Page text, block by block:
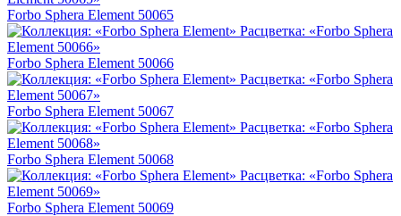
Forbo Sphera Element 50065
Forbo Sphera Element 50066
Forbo Sphera Element 50067
Forbo Sphera Element 50068
Forbo Sphera Element 50069